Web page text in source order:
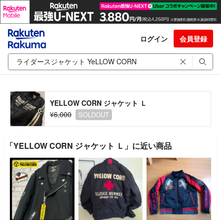
ログイン 会員登録
YELLOW CORN ジャケット Ｌ
¥6,000
SOLDOUT
「YELLOW CORN ジャケット Ｌ」に近い商品